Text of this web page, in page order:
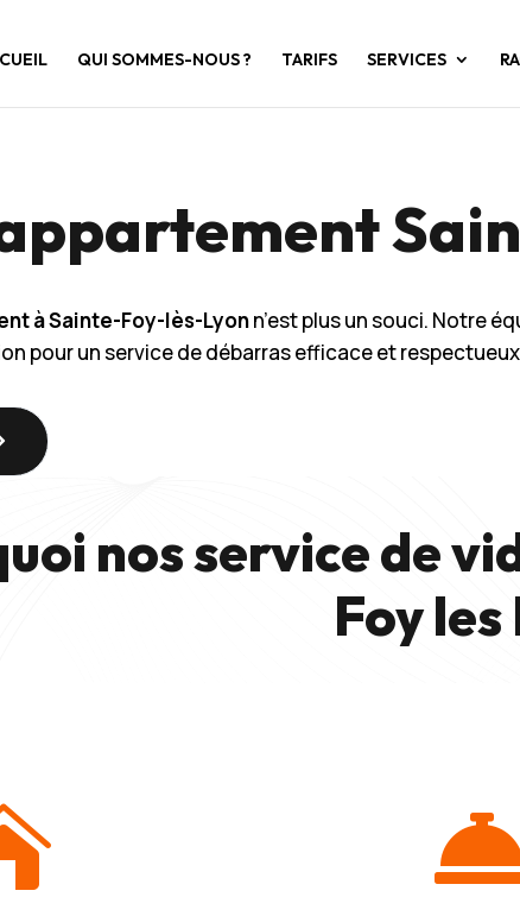
QUI SOMMES-NOUS ? TARIFS SERVICES
à Sainte-Foy-lès-Lyonn’est plus un souci. Notre
pour un service de débarras efficace et
nos service de
Foy les